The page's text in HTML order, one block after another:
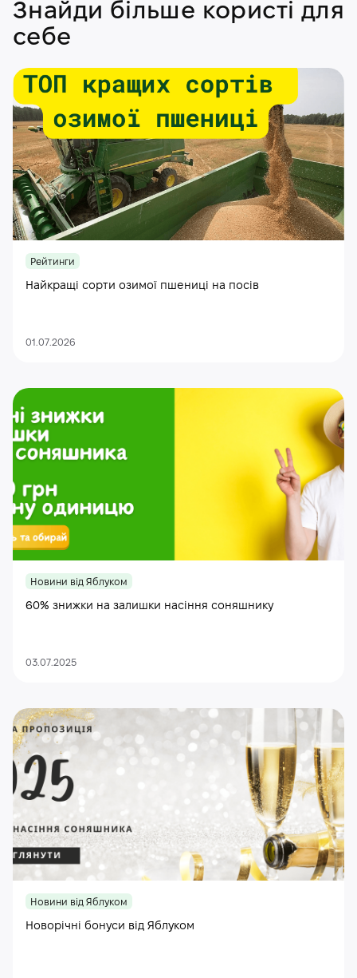
Знайди більше користі для
себе
Рейтинги
Найкращі сорти озимої пшениці на посів
01.07.2026
Новини від Яблуком
60% знижки на залишки насіння соняшнику
03.07.2025
Новини від Яблуком
Новорічні бонуси від Яблуком